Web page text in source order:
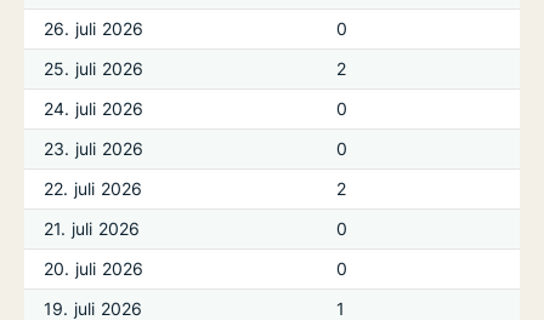
26. juli 2026
0
25. juli 2026
2
24. juli 2026
0
23. juli 2026
0
22. juli 2026
2
21. juli 2026
0
20. juli 2026
0
19. juli 2026
1